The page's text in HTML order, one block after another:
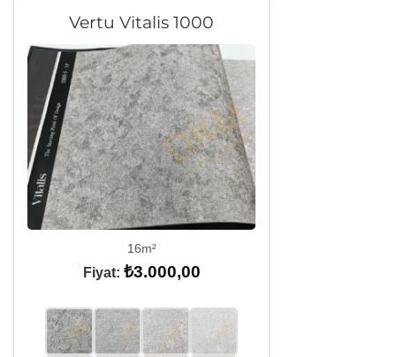
Vertu Vitalis 1000
16m²
Fiyat: ₺3.000,00